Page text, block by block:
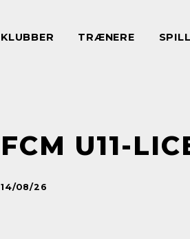
KLUBBER TRÆNERE
FCM U11-
14/08/26